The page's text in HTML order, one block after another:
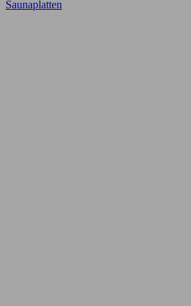
Saunaplatten